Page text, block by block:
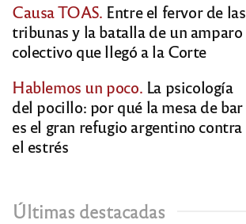
Causa TOAS. Entre el fervor de las
tribunas y la batalla de un amparo
colectivo que llegó a la Corte
Hablemos un poco. La psicología
del pocillo: por qué la mesa de bar
es el gran refugio argentino contra
el estrés
Últimas destacadas